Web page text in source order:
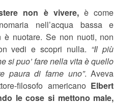
non è vivere,è come
nell’acqua bassa e
è nuotare. Se non nuoti, non
vedi e scopri nulla. “Il più
si puo’ fare nella vita è quello
paura di farne uno”. Aveva
filosofo americano Elbert
le cose si mettono male,